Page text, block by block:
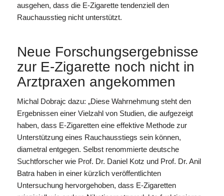
ausgehen, dass die E-Zigarette tendenziell den
Rauchausstieg nicht unterstützt.
Neue Forschungsergebnisse
zur E-Zigarette noch nicht in
Arztpraxen angekommen
Michal Dobrajc dazu: „Diese Wahrnehmung steht den
Ergebnissen einer Vielzahl von Studien, die aufgezeigt
haben, dass E-Zigaretten eine effektive Methode zur
Unterstützung eines Rauchausstiegs sein können,
diametral entgegen. Selbst renommierte deutsche
Suchtforscher wie Prof. Dr. Daniel Kotz und Prof. Dr. Anil
Batra haben in einer kürzlich veröffentlichten
Untersuchung hervorgehoben, dass E-Zigaretten